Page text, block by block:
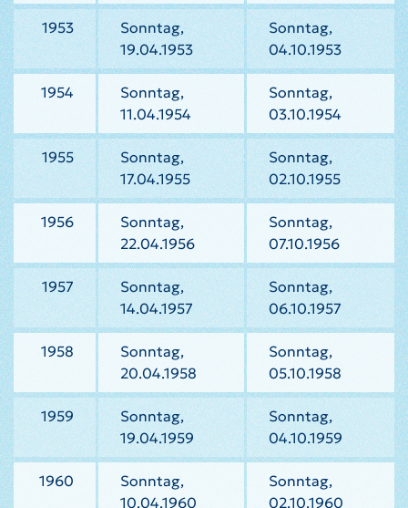
1953
Sonntag,
19.04.1953
Sonntag,
04.10.1953
1954
Sonntag,
11.04.1954
Sonntag,
03.10.1954
1955
Sonntag,
17.04.1955
Sonntag,
02.10.1955
1956
Sonntag,
22.04.1956
Sonntag,
07.10.1956
1957
Sonntag,
14.04.1957
Sonntag,
06.10.1957
1958
Sonntag,
20.04.1958
Sonntag,
05.10.1958
1959
Sonntag,
19.04.1959
Sonntag,
04.10.1959
1960
Sonntag,
10.04.1960
Sonntag,
02.10.1960